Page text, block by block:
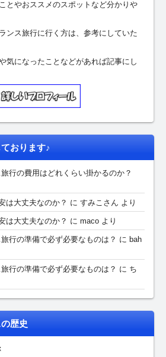
とやおススメのスポットなど分かりや
ンス旅行に行く方は、参考にしていた
気になったことなどがあれば記事にし
おります♪
行の費用はどれくらい掛かるのか？
は大丈夫なのか？ に すみこさん より
は大丈夫なのか？ に maco より
行の準備で必ず必要なものは？ に bah
行の準備で必ず必要なものは？ に ち
歴史